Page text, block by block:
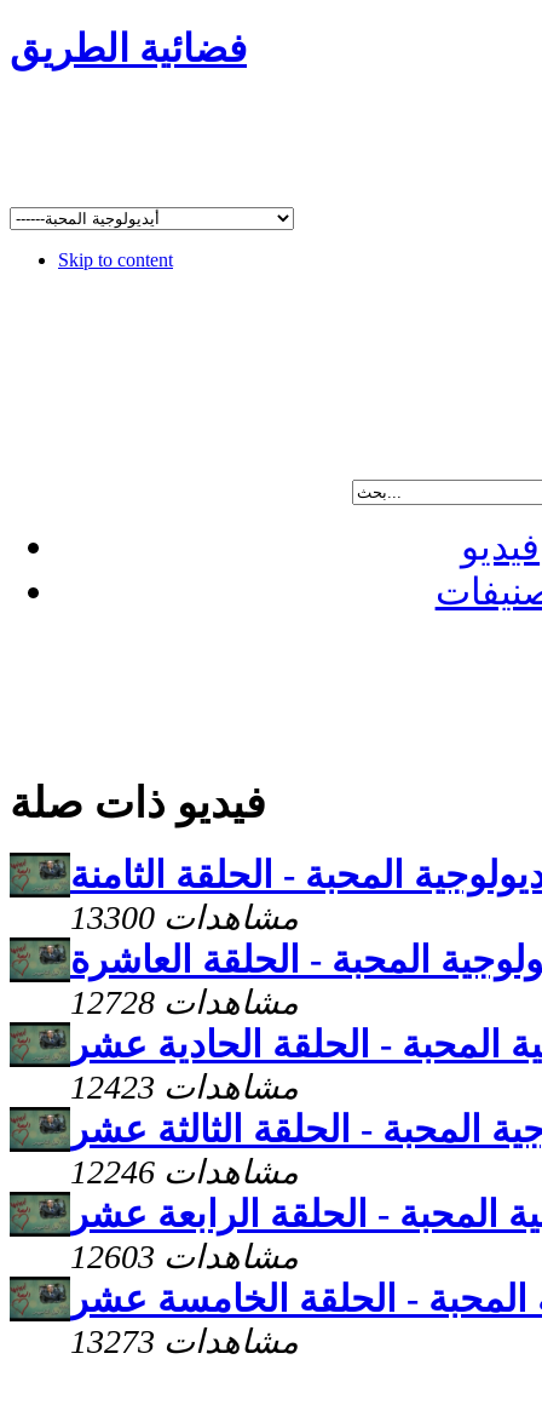
فضائية الطريق
Skip to content
فيديو
فيديو ذات صلة
المحبة - الحلقة الثامنة
13300 مشاهدات
المحبة - الحلقة العاشرة
12728 مشاهدات
المحبة - الحلقة الحادية عشر
12423 مشاهدات
المحبة - الحلقة الثالثة عشر
12246 مشاهدات
المحبة - الحلقة الرابعة عشر
12603 مشاهدات
المحبة - الحلقة الخامسة عشر
13273 مشاهدات